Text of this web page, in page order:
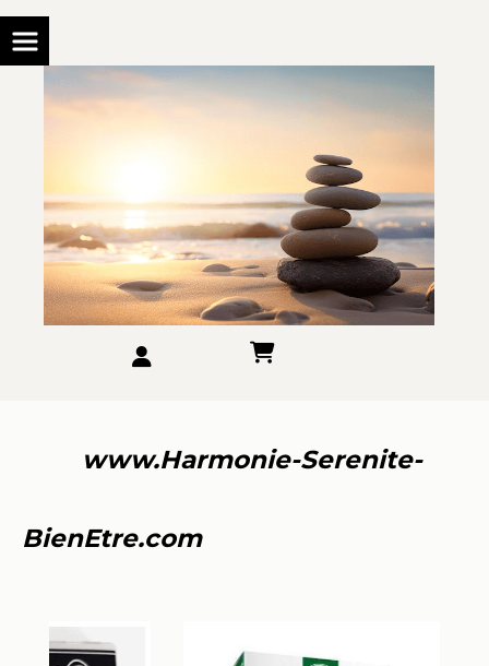
www.Harmonie-Serenite-
BienEtre.com